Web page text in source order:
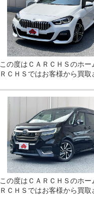
この度はＣＡＲＣＨＳのホ
ＲＣＨＳではお客様から買
この度はＣＡＲＣＨＳのホ
ＲＣＨＳではお客様から買